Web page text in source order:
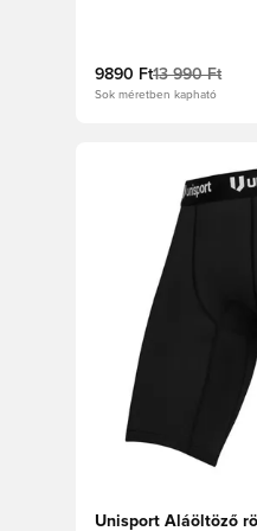
9890 Ft13 990 Ft
Sok méretben kapható
Megnyit egy
Unisport Aláöltöző